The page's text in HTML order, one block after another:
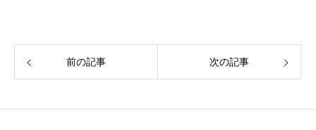
前の記事 次の記事